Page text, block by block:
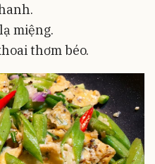
miệng.
thơm béo.